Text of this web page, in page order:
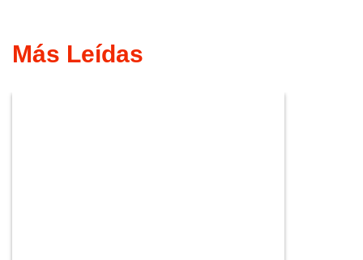
Más Leídas